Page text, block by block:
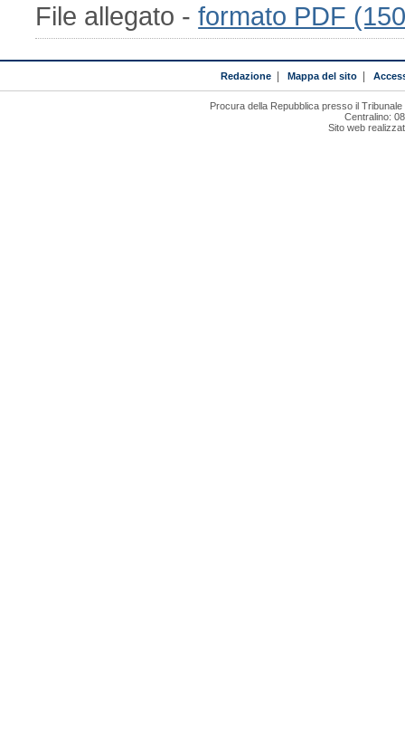
File allegato -formato PDF
Redazione Mappa del sito
Procura della Repubblica presso il
Centralino:
Sito web